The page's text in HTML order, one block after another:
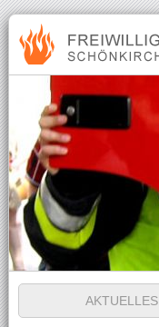
Navigation
AKTUELLES